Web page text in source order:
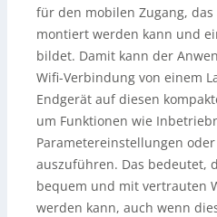
für den mobilen Zugang,
montiert werden kann und
bildet. Damit kann der
Wifi-Verbindung von einem
Endgerät auf diesen
um Funktionen wie
Parametereinstellungen
auszuführen. Das bedeutet,
bequem und mit vertrauten
werden kann, auch wenn